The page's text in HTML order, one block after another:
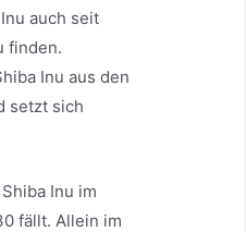
auch seit
finden.
Inu aus den
setzt sich
Inu im
fällt. Allein im